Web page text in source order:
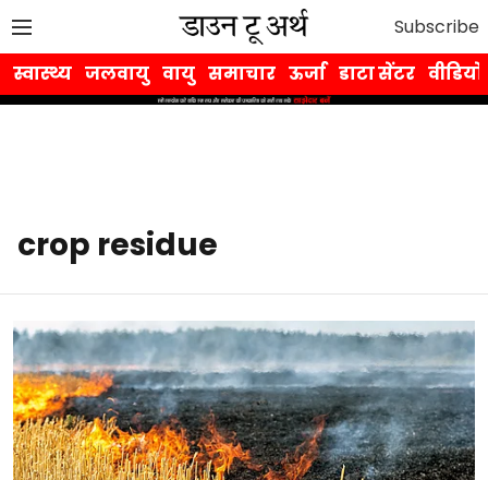
Subscribe
स्वास्थ्य जलवायु वायु समाचार ऊर्जा डाटा सेंटर वीडियो
crop residue